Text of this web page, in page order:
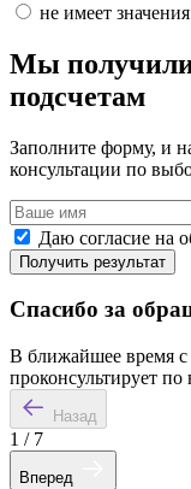
не имеет значения
Мы получили
подсчетам
Заполните форму, и
консультации по
Даю согласие на
Получить результат
Спасибо за
В ближайшее время с
проконсультирует
Назад
1 / 7
Вперед